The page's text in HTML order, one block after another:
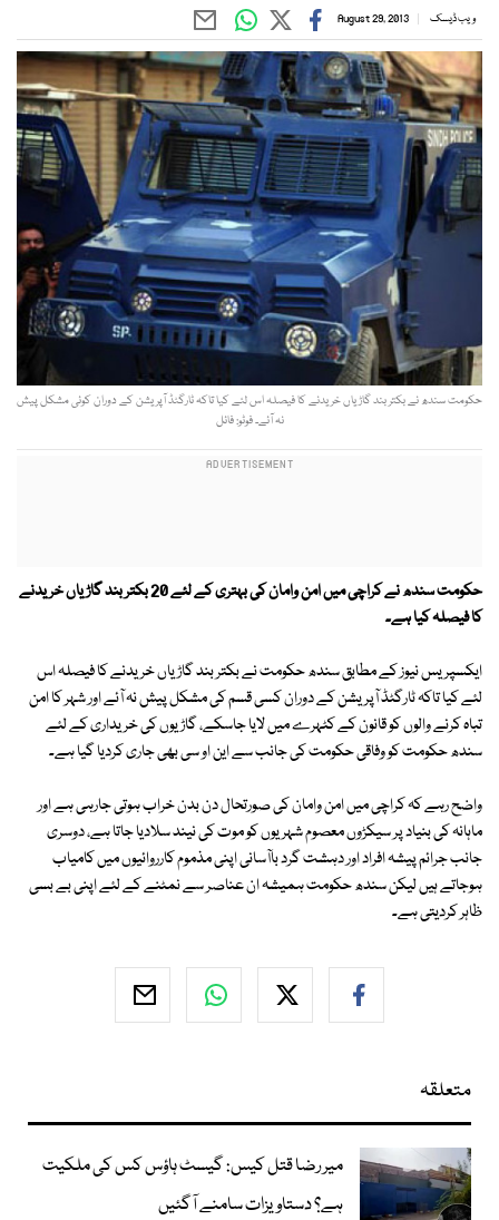
ویب ڈیسک August 29, 2013
حکومت سندھ نے بکتر بند گاڑیاں خریدنے کا فیصلہ اس لئے کیا تاکہ ٹارگٹڈ آپریشن کے دوران کوئی مشکل پیش
نہ آئے۔ فوٹو: فائل
حکومت سندھ نے کراچی میں امن وامان کی بہتری کے لئے 20 بکتر بند گاڑیاں خریدنے
کا فیصلہ کیا ہے۔
ایکسپریس نیوز کے مطابق سندھ حکومت نے بکتر بند گاڑیاں خریدنے کا فیصلہ اس
لئے کیا تاکہ ٹارگٹڈ آپریشن کے دوران کسی قسم کی مشکل پیش نہ آئے اور شہر کا امن
تباہ کرنے والوں کو قانون کے کٹہرے میں لایا جاسکے، گاڑیوں کی خریداری کے لئے
سندھ حکومت کو وفاقی حکومت کی جانب سے این او سی بھی جاری کردیا گیا ہے۔
واضح رہے کہ کراچی میں امن وامان کی صورتحال دن بدن خراب ہوتی جارہی ہے اور
ماہانہ کی بنیاد پر سیکڑوں معصوم شہریوں کو موت کی نیند سلادیا جاتا ہے، دوسری
جانب جرائم پیشہ افراد اور دہشت گرد باآسانی اپنی مذموم کارروائیوں میں کامیاب
ہوجاتے ہیں لیکن سندھ حکومت ہمیشہ ان عناصر سے نمٹنے کے لئے اپنی بے بسی
ظاہر کردیتی ہے۔
متعلقہ
میر رضا قتل کیس: گیسٹ ہاؤس کس کی ملکیت
ہے؟ دستاویزات سامنے آگئیں